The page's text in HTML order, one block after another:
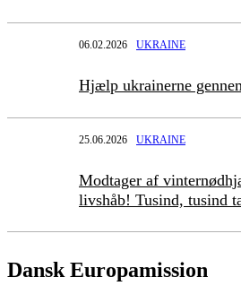
06.02.2026 UKRAINE
Hjælp ukrainerne
25.06.2026 UKRAINE
Modtager af
livshåb! Tusind, tusind
Dansk Europamission